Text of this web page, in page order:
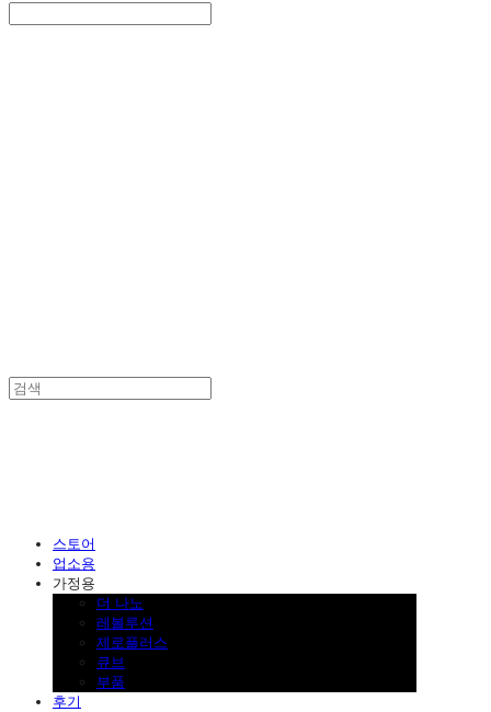
스토어
업소용
가정용
더 나노
레볼루션
제로플러스
큐브
부품
후기